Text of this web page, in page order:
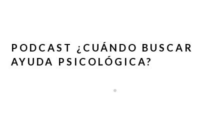
PODCAST ¿CUÁNDO BUSCAR
AYUDA PSICOLÓGICA?